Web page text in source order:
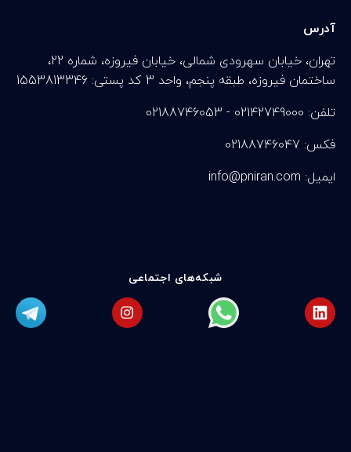
آدرس
تهران، خیابان سهرودی شمالی، خیابان فیروزه، شماره 22،
ساختمان فیروزه، طبقه پنجم، واحد 3 کد پستی: 1553813346
تلفن: 02142749000 - 02188746053
فکس: 02188746047
info@pniran.com :ایمیل
شبکه‌های اجتماعی